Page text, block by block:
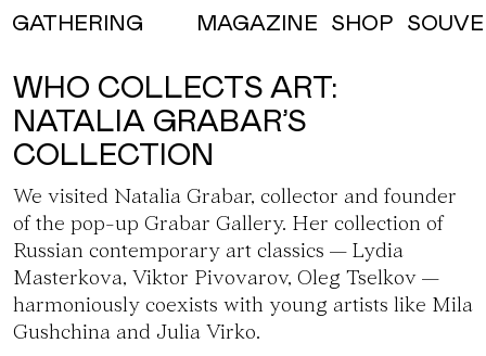
GATHERING MAGAZINE SHOP
WHO COLLECTS ART:
NATALIA GRABAR’S
COLLECTION
We visited Natalia Grabar, collector and founder
of the pop-up Grabar Gallery. Her collection of
Russian contemporary art classics — Lydia
Masterkova, Viktor Pivovarov, Oleg Tselkov —
harmoniously coexists with young artists like Mila
Gushchina and Julia Virko.